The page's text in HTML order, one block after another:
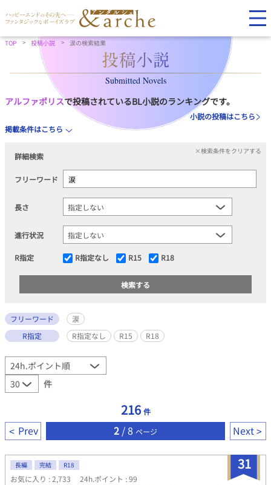
TOP 投稿小説 涙の検索結果
Submitted Novels
アルファポリスで投稿されているBL小説のランキングです。
小説の投稿はこちら
掲載条件はこちら
詳細検索
×検索条件をクリアする
フリーワード
長さ
進行状況
R指定 R指定なし R15 R18
フリーワード
涙
R指定
R指定なし R15 R18
件
216 件
Prev 2 / 8 ページ Next
31
長編 完結 R18
お気に入り : 2,733 24h.ポイント : 99